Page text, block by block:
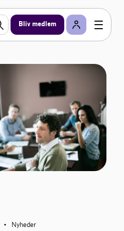
Bliv medlem
• Nyheder